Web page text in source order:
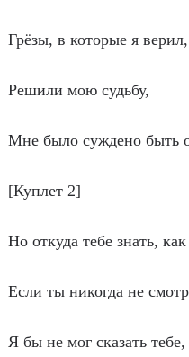
Грёзы, в которые я верил,
Решили мою судьбу,
Мне было суждено быть
[Куплет 2]
Но откуда тебе знать,
Если ты никогда не
Я бы не мог сказать